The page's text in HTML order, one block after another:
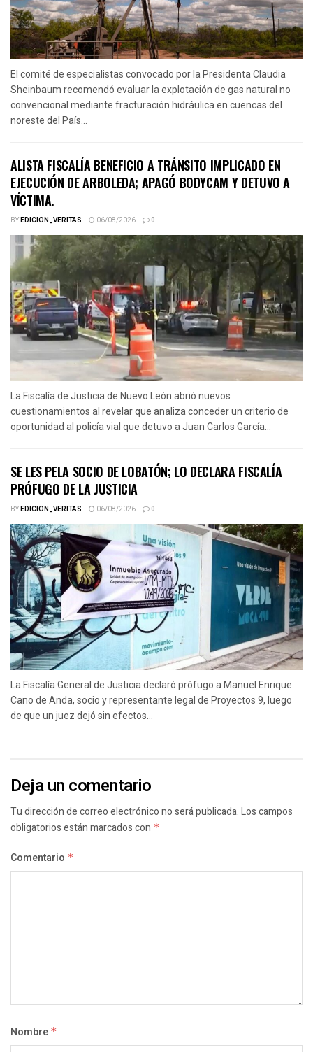
El comité de especialistas convocado por la Presidenta Claudia
Sheinbaum recomendó evaluar la explotación de gas natural no
convencional mediante fracturación hidráulica en cuencas del
noreste del País...
ALISTA FISCALÍA BENEFICIO A TRÁNSITO IMPLICADO EN
EJECUCIÓN DE ARBOLEDA; APAGÓ BODYCAM Y DETUVO A
VÍCTIMA.
BYEDICION_VERITAS 06/08/2026 0
La Fiscalía de Justicia de Nuevo León abrió nuevos
cuestionamientos al revelar que analiza conceder un criterio de
oportunidad al policía vial que detuvo a Juan Carlos García...
SE LES PELA SOCIO DE LOBATÓN; LO DECLARA FISCALÍA
PRÓFUGO DE LA JUSTICIA
BYEDICION_VERITAS 06/08/2026 0
La Fiscalía General de Justicia declaró prófugo a Manuel Enrique
Cano de Anda, socio y representante legal de Proyectos 9, luego
de que un juez dejó sin efectos...
Deja un comentario
Tu dirección de correo electrónico no será publicada.Los campos
obligatorios están marcados con *
Comentario *
Nombre *